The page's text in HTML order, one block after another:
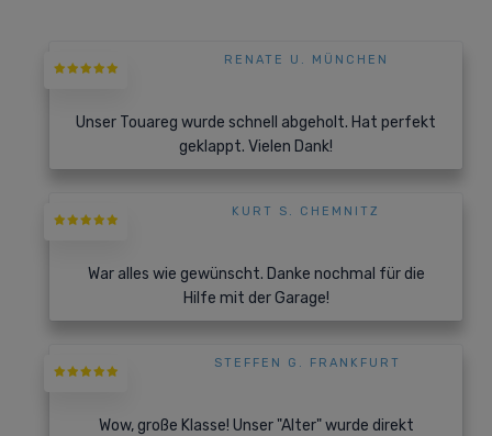
RENATE U. MÜNCHEN
Unser Touareg wurde schnell abgeholt. Hat perfekt
geklappt. Vielen Dank!
KURT S. CHEMNITZ
War alles wie gewünscht. Danke nochmal für die
Hilfe mit der Garage!
STEFFEN G. FRANKFURT
Wow, große Klasse! Unser "Alter" wurde direkt